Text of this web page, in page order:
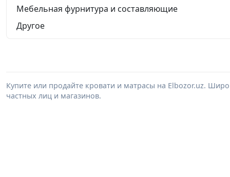
Мебельная фурнитура и составляющие
Другое
Купите или продайте кровати и матрасы на Elbozor.uz.
частных лиц и магазинов.